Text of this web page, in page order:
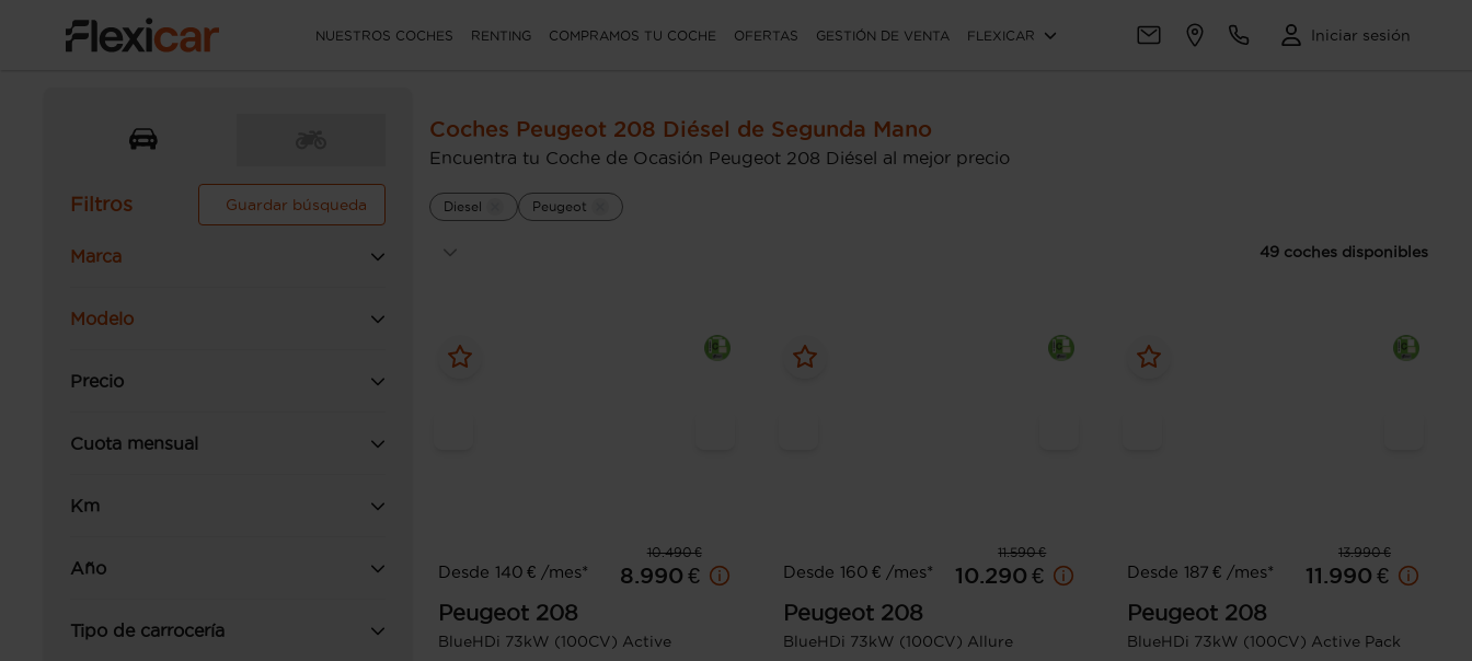
NUESTROS COCHES RENTING COMPRAMOS TU COCHE OFERTAS GESTIÓN DE VENTA FLEXICAR Iniciar sesión
Filtros Guardar búsqueda
Marca
Modelo
Precio
Cuota mensual
Km
Año
Tipo de carrocería
Coches Peugeot 208 Diésel de Segunda Mano
Encuentra tu Coche de Ocasión Peugeot 208 Diésel al mejor precio
Diesel Peugeot
49 coches disponibles
10.490 €
Desde 140 € /mes*
8.990 €
Peugeot 208
BlueHDi 73kW (100CV) Active
11.590 €
Desde 160 € /mes*
10.290 €
Peugeot 208
BlueHDi 73kW (100CV) Allure
13.990 €
Desde 187 € /mes*
11.990 €
Peugeot 208
BlueHDi 73kW (100CV) Active Pack